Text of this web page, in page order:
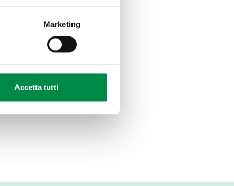
Marketing
Accetta tutti